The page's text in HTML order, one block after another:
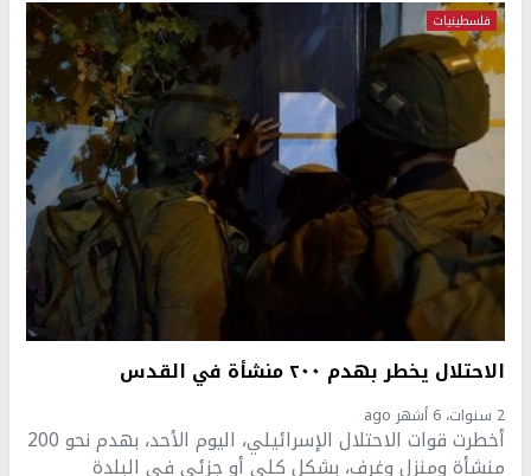
فلسطينيات
الاحتلال يخطر بهدم ٢٠٠ منشأة في القدس
2 سنوات، 6 أشهر ago
أخطرت قوات الاحتلال الإسرائيلي، اليوم الأحد، بهدم نحو 200
منشأة ومنزل وغرف، بشكل كلي أو جزئي في البلدة